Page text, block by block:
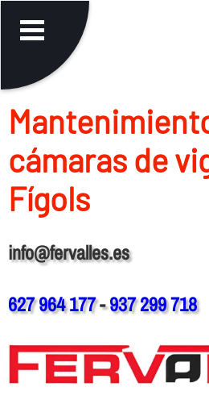
cámaras de
Fígols
info@fervalles.es
627 964 177-937 299 718